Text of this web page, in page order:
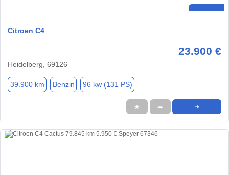
Citroen C4
23.900 €
Heidelberg, 69126
39.900 km Benzin 96 kw (131 PS)
★ ➦ ➜